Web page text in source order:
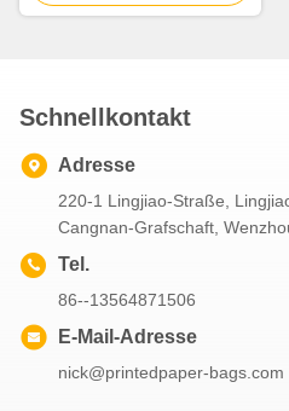
Schnellkontakt
Adresse
220-1 Lingjiao-Straße,
Cangnan-Grafschaft,
Tel.
86--13564871506
E-Mail-Adresse
nick@printedpaper-bags.com